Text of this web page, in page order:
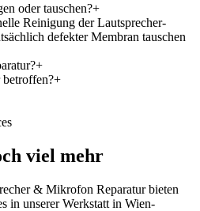
oder tauschen?+
Reinigung der Lautsprecher-
defekter Membran tauschen
+
betroffen?+
viel mehr
& Mikrofon Reparatur bieten
in unserer Werkstatt in Wien-